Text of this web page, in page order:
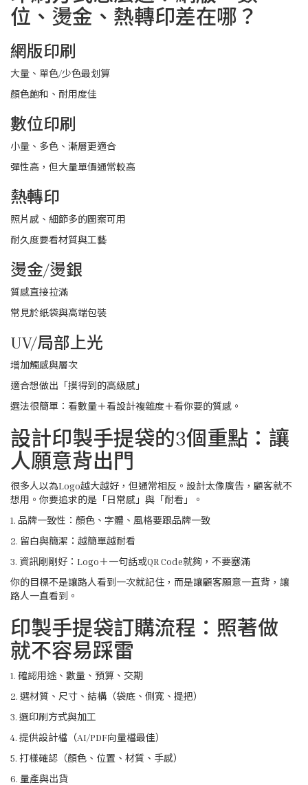
位、燙金、熱轉印差在哪？
網版印刷
大量、單色/少色最划算
顏色飽和、耐用度佳
數位印刷
小量、多色、漸層更適合
彈性高，但大量單價通常較高
熱轉印
照片感、細節多的圖案可用
耐久度要看材質與工藝
燙金/燙銀
質感直接拉滿
常見於紙袋與高端包裝
UV/局部上光
增加觸感與層次
適合想做出「摸得到的高級感」
選法很簡單：看數量＋看設計複雜度＋看你要的質感。
設計印製手提袋的3個重點：讓
人願意背出門
很多人以為Logo越大越好，但通常相反。設計太像廣告，顧客就不
想用。你要追求的是「日常感」與「耐看」。
1. 品牌一致性：顏色、字體、風格要跟品牌一致
2. 留白與簡潔：越簡單越耐看
3. 資訊剛剛好：Logo＋一句話或QR Code就夠，不要塞滿
你的目標不是讓路人看到一次就記住，而是讓顧客願意一直背，讓
路人一直看到。
印製手提袋訂購流程：照著做
就不容易踩雷
1. 確認用途、數量、預算、交期
2. 選材質、尺寸、結構（袋底、側寬、提把）
3. 選印刷方式與加工
4. 提供設計檔（AI/PDF向量檔最佳）
5. 打樣確認（顏色、位置、材質、手感）
6. 量產與出貨